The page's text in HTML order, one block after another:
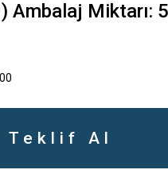
Ambalaj Miktarı:
Teklif Al